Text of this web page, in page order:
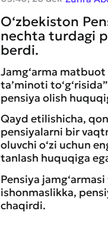
O‘zbekiston
nechta turdagi
berdi.
Jamg‘arma
ta’minoti
pensiya olish
Qayd etilishicha,
pensiyalarni bir
oluvchi o‘zi uchun
tanlash huquqiga
Pensiya
ishonmaslikka,
chaqirdi.